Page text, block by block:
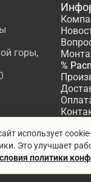
горы,
%
использует
Это улучшает
политики